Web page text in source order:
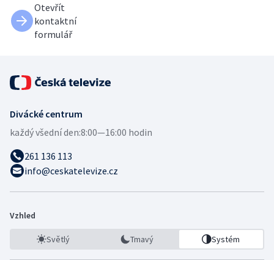
Otevřít
kontaktní
formulář
Divácké centrum
každý všední den:8:00—16:00 hodin
261 136 113
info@ceskatelevize.cz
Vzhled
Světlý Tmavý Systém